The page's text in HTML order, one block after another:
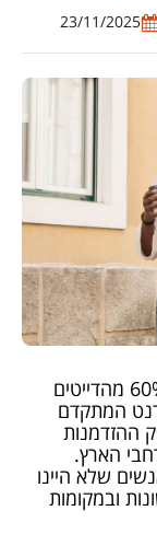
23/11/2025
על פי מחקרים שונים אנו יודעים שמעל 60% מהדייטים
המתקדם
ההזדמנות
הארץ.
שלא היינו
ובמקומות